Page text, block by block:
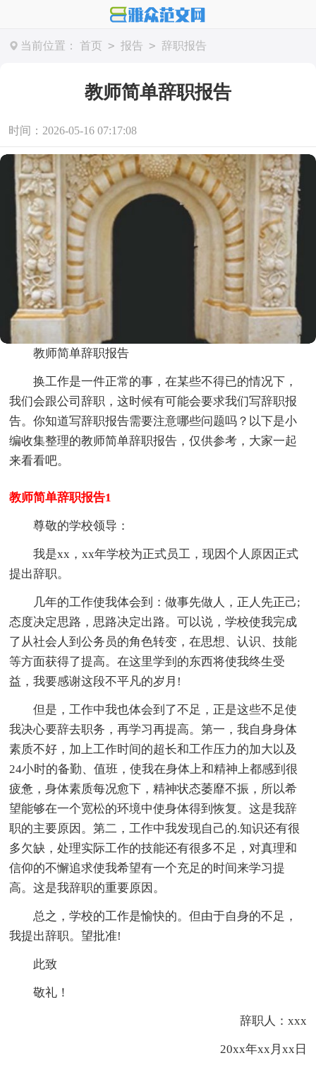
当前位置： 首页 > 报告 > 辞职报告
教师简单辞职报告
时间：2026-05-16 07:17:08
教师简单辞职报告
换工作是一件正常的事，在某些不得已的情况下，
我们会跟公司辞职，这时候有可能会要求我们写辞职报
告。你知道写辞职报告需要注意哪些问题吗？以下是小
编收集整理的教师简单辞职报告，仅供参考，大家一起
来看看吧。
教师简单辞职报告1
尊敬的学校领导：
我是xx，xx年学校为正式员工，现因个人原因正式
提出辞职。
几年的工作使我体会到：做事先做人，正人先正己;
态度决定思路，思路决定出路。可以说，学校使我完成
了从社会人到公务员的角色转变，在思想、认识、技能
等方面获得了提高。在这里学到的东西将使我终生受
益，我要感谢这段不平凡的岁月!
但是，工作中我也体会到了不足，正是这些不足使
我决心要辞去职务，再学习再提高。第一，我自身身体
素质不好，加上工作时间的超长和工作压力的加大以及
24小时的备勤、值班，使我在身体上和精神上都感到很
疲惫，身体素质每况愈下，精神状态萎靡不振，所以希
望能够在一个宽松的环境中使身体得到恢复。这是我辞
职的主要原因。第二，工作中我发现自己的.知识还有很
多欠缺，处理实际工作的技能还有很多不足，对真理和
信仰的不懈追求使我希望有一个充足的时间来学习提
高。这是我辞职的重要原因。
总之，学校的工作是愉快的。但由于自身的不足，
我提出辞职。望批准!
此致
敬礼！
辞职人：xxx
20xx年xx月xx日